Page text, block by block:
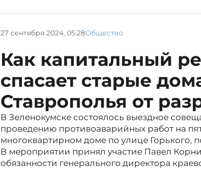
27 сентября 2024, 05:28Общество
Как капитальный
спасает старые
Ставрополья от
В Зеленокумске состоялось выездное
проведению противоаварийных работ на
многоквартирном доме по улице Горького,
В мероприятии принял участие Павел
обязанности генерального директора